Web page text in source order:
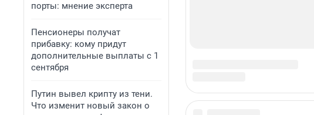
порты: мнение эксперта
Пенсионеры получат
прибавку: кому придут
дополнительные выплаты с 1
сентября
Путин вывел крипту из тени.
Что изменит новый закон о